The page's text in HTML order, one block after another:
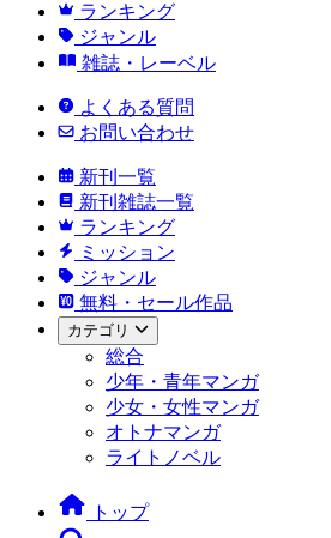
ランキング
ジャンル
雑誌・レーベル
よくある質問
お問い合わせ
新刊一覧
新刊雑誌一覧
ランキング
ミッション
ジャンル
無料・セール作品
カテゴリ
総合
少年・青年マンガ
少女・女性マンガ
オトナマンガ
ライトノベル
トップ